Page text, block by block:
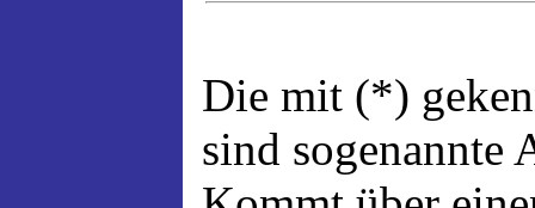
Die mit (*)
sind